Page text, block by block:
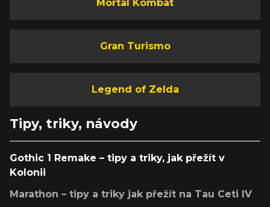
Mortal Kombat
Gran Turismo
Legend of Zelda
Tipy, triky, návody
Gothic 1 Remake – tipy a triky, jak přežít v
Kolonii
Marathon – tipy a triky jak přežít na Tau Ceti IV